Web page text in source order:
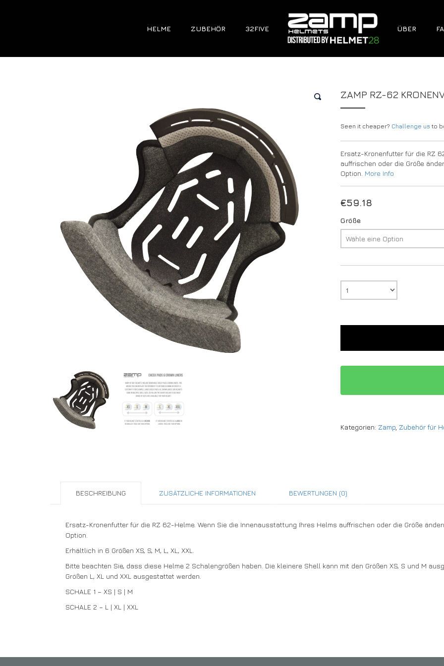
HELME ZUBEHÖR 32FIVE ÜBER
ZAMP RZ-62
Seen it cheaper? Challenge us to
Ersatz-Kronenfutter für die RZ
auffrischen oder die Größe
Option. More Info
€59.18
Größe
Kategorien: Zamp Zubehör für
BESCHREIBUNG ZUSÄTZLICHE INFORMATIONEN BEWERTUNGEN (0)
Ersatz-Kronenfutter für die RZ 62-Helme. Wenn Sie die Innenausstattung Ihres Helms auffrischen oder die Größe
Option.
Erhältlich in 6 Größen XS, S, M, L, XL, XXL.
Bitte beachten Sie, dass diese Helme 2 Schalengrößen haben. Die kleinere Shell kann mit den Größen XS, S und M
Größen L, XL und XXL ausgestattet werden.
SCHALE 1 – XS | S | M
SCHALE 2 – L | XL | XXL